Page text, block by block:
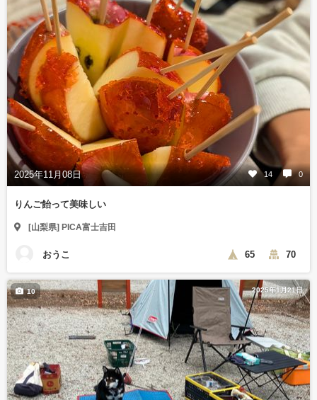
2025年11月08日 14 0
りんご飴って美味しい
[山梨県] PICA富士吉田
おうこ 65 70
2025年1月21日
10